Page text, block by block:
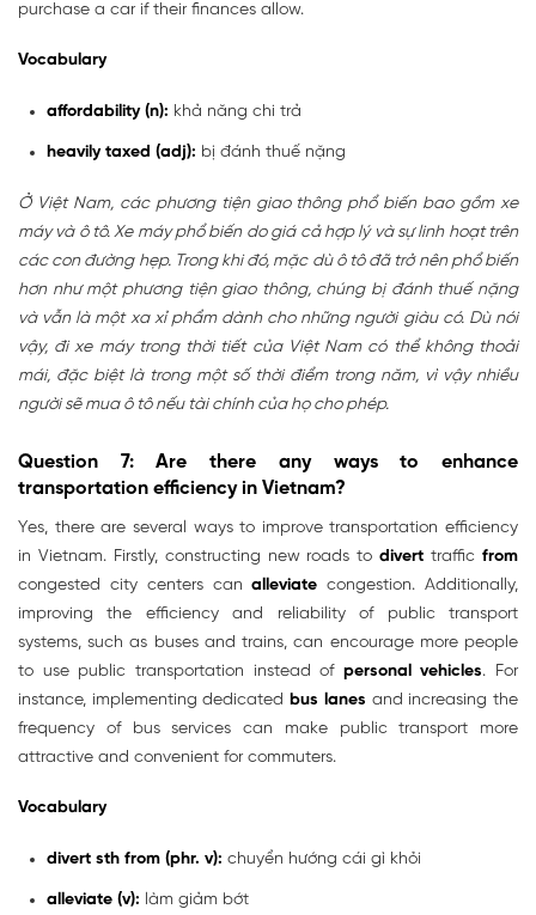
purchase a car if their finances allow.
Vocabulary
affordability (n): khả năng chi trả
heavily taxed (adj): bị đánh thuế nặng
Ở Việt Nam, các phương tiện giao thông phổ biến bao gồm xe
máy và ô tô. Xe máy phổ biến do giá cả hợp lý và sự linh hoạt trên
các con đường hẹp. Trong khi đó, mặc dù ô tô đã trở nên phổ biến
hơn như một phương tiện giao thông, chúng bị đánh thuế nặng
và vẫn là một xa xỉ phẩm dành cho những người giàu có. Dù nói
vậy, đi xe máy trong thời tiết của Việt Nam có thể không thoải
mái, đặc biệt là trong một số thời điểm trong năm, vì vậy nhiều
người sẽ mua ô tô nếu tài chính của họ cho phép.
Question 7: Are there any ways to enhance
transportation efficiency in Vietnam?
Yes, there are several ways to improve transportation efficiency
in Vietnam. Firstly, constructing new roads to diverttraffic from
congested city centers canalleviate congestion. Additionally,
improving the efficiency and reliability of public transport
systems, such as buses and trains, can encourage more people
to use public transportation instead ofpersonal vehicles. For
instance, implementing dedicatedbus lanes and increasing the
frequency of bus services can make public transport more
attractive and convenient for commuters.
Vocabulary
divert sth from (phr. v): chuyển hướng cái gì khỏi
alleviate (v): làm giảm bớt